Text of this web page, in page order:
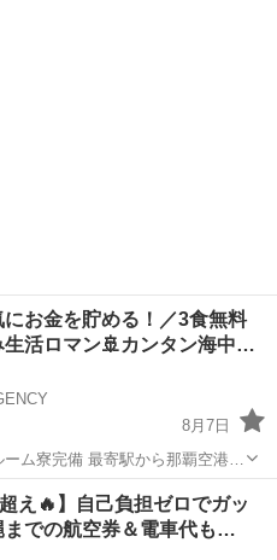
お金を貯める！／3食無料
生活ロマン🚢カンタン海中…
8月7日
ーム寮完備 最寄駅から那覇空港…
込み
え🔥】自己負担ゼロでガッ
までの航空券＆電車代も…